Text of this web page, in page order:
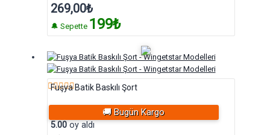
269,00₺
🔔 Sepette 199₺
🚚 Bugün Kargo
Fuşya Batik Baskılı Şort
5.00oy aldı